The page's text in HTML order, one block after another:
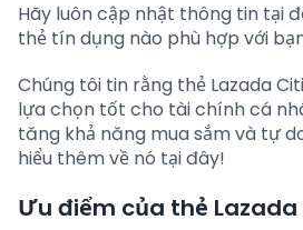
Hãy luôn cập nhật thông tin tại
thẻ tín dụng nào phù hợp với
Chúng tôi tin rằng thẻ Lazada
lựa chọn tốt cho tài chính cá
tăng khả năng mua sắm và tự
hiểu thêm về nó tại đây!
Ưu điểm của thẻ